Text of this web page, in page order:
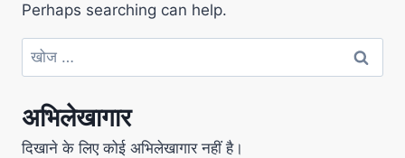
Perhaps searching can help.
अभिलेखागार
दिखाने के लिए कोई अभिलेखागार नहीं है।